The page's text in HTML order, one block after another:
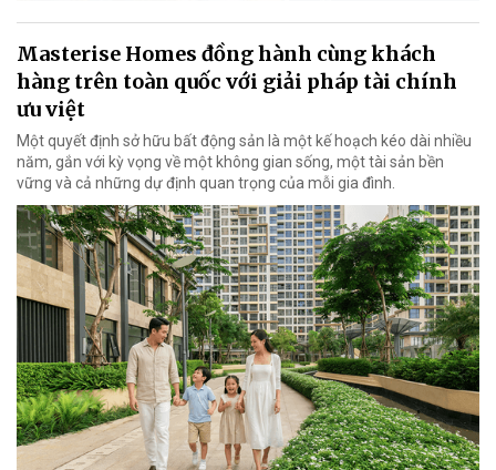
Masterise Homes đồng hành cùng khách
hàng trên toàn quốc với giải pháp tài chính
ưu việt
Một quyết định sở hữu bất động sản là một kế hoạch kéo dài nhiều
năm, gắn với kỳ vọng về một không gian sống, một tài sản bền
vững và cả những dự định quan trọng của mỗi gia đình.